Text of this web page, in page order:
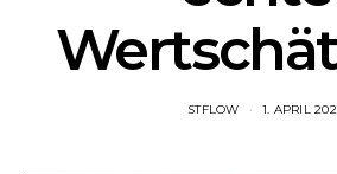
STFLOW 1. APRIL